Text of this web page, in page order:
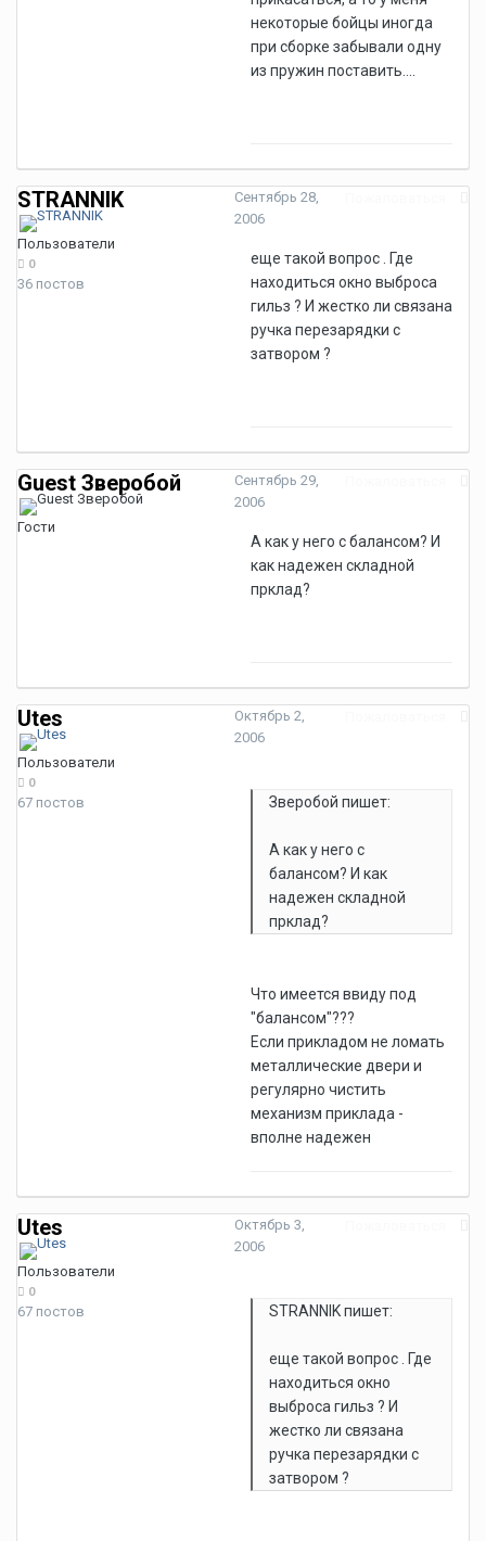
некоторые бойцы иногда
при сборке забывали одну
из пружин поставить....
STRANNIK
Пользователи
0
36 постов
Сентябрь 28,
2006
еще такой вопрос . Где
находиться окно выброса
гильз ? И жестко ли связана
ручка перезарядки с
затвором ?
Guest Зверобой
Гости
Сентябрь 29,
2006
А как у него с балансом? И
как надежен складной
прклад?
Utes
Пользователи
0
67 постов
Октябрь 2,
2006
Зверобой пишет:
А как у него с
балансом? И как
надежен складной
прклад?
Что имеется ввиду под
"балансом"???
Если прикладом не ломать
металлические двери и
регулярно чистить
механизм приклада -
вполне надежен
Utes
Пользователи
0
67 постов
Октябрь 3,
2006
STRANNIK пишет:
еще такой вопрос . Где
находиться окно
выброса гильз ? И
жестко ли связана
ручка перезарядки с
затвором ?